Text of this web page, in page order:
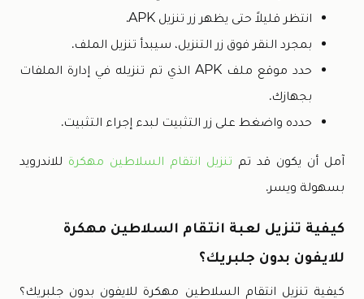
انتظر قليلاً حتى يظهر زر تنزيل APK.
بمجرد النقر فوق زر التنزيل، سيبدأ تنزيل الملف.
حدد موقع ملف APK الذي تم تنزيله في إدارة الملفات
بجهازك.
حدده واضغط على زر التثبيت لبدء إجراء التثبيت.
آمل أن يكون قد تم تنزيل انتقام السلاطين مهكرة للاندرويد
بسهولة ويسر.
كيفية تنزيل لعبة انتقام السلاطين مهكرة
للايفون بدون جلبريك؟
كيفية تنزيل انتقام السلاطين مهكرة للايفون بدون جلبريك؟